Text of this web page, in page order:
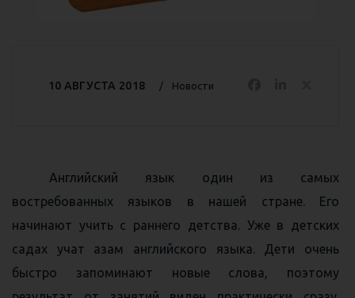
Новости
10 АВГУСТА 2018
Английский язык один из самых
востребованных языков в нашей стране. Его
начинают учить с раннего детства. Уже в детских
садах учат азам английского языка. Дети очень
быстро запоминают новые слова, поэтому